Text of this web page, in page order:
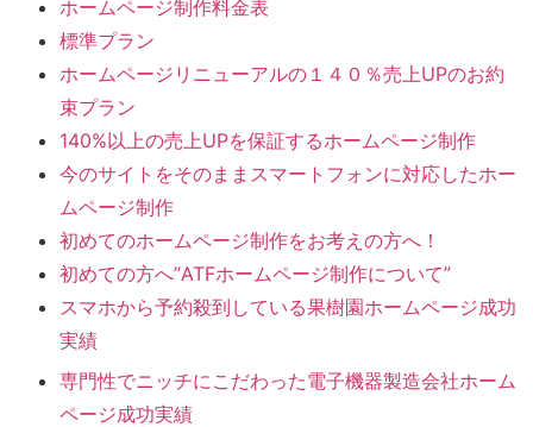
ホームページ制作料金表
標準プラン
ホームページリニューアルの１４０％売上UPのお約
束プラン
140%以上の売上UPを保証するホームページ制作
今のサイトをそのままスマートフォンに対応したホー
ムページ制作
初めてのホームページ制作をお考えの方へ！
初めての方へ”ATFホームページ制作について”
スマホから予約殺到している果樹園ホームページ成功
実績
専門性でニッチにこだわった電子機器製造会社ホーム
ページ成功実績